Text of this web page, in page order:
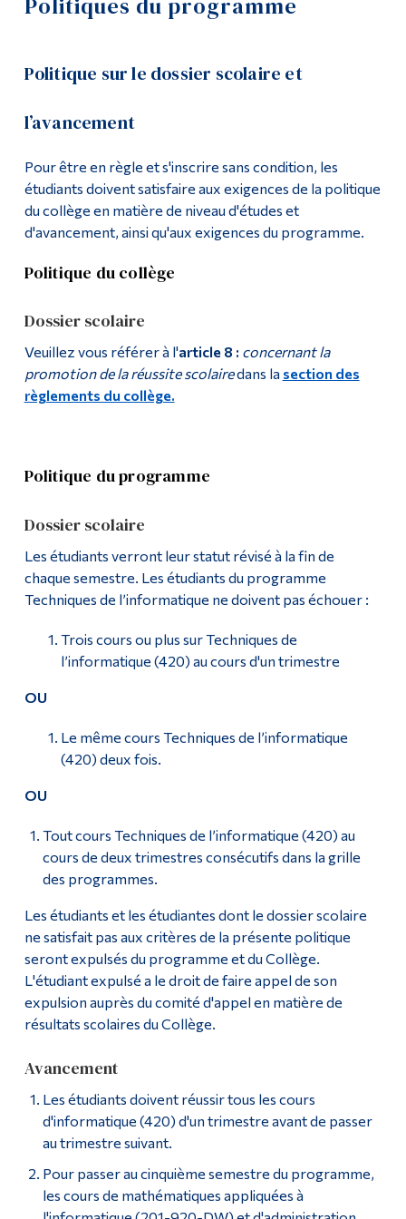
Demande d'admission
Cours
Domaines
Profil de sortie
Enseignement général
Cours complémentaires
Politiques du programme
Politique sur le dossier scolaire et
l’avancement
Pour être en règle et s'inscrire sans condition, les
étudiants doivent satisfaire aux exigences de la politique
du collège en matière de niveau d'études et
d'avancement, ainsi qu'aux exigences du programme.
Politique du collège
Dossier scolaire
Veuillez vous référer à l'article 8 : concernant la
promotion de la réussite scolairedans la section des
règlements du collège.
Politique du programme
Dossier scolaire
Les étudiants verront leur statut révisé à la fin de
chaque semestre. Les étudiants du programme
Techniques de l’informatique ne doivent pas échouer :
Trois cours ou plus sur Techniques de
l’informatique (420) au cours d'un trimestre
OU
Le même cours Techniques de l’informatique
(420) deux fois.
OU
Tout cours Techniques de l’informatique (420) au
cours de deux trimestres consécutifs dans la grille
des programmes.
Les étudiants et les étudiantes dont le dossier scolaire
ne satisfait pas aux critères de la présente politique
seront expulsés du programme et du Collège.
L'étudiant expulsé a le droit de faire appel de son
expulsion auprès du comité d'appel en matière de
résultats scolaires du Collège.
Avancement
Les étudiants doivent réussir tous les cours
d'informatique (420) d'un trimestre avant de passer
au trimestre suivant.
Pour passer au cinquième semestre du programme,
les cours de mathématiques appliquées à
Liens
Formation continue
Admissions
La vie à Dawson
Étudiants actuels